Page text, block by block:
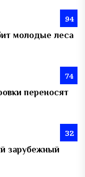
94
молодые леса
74
переносят
32
зарубежный